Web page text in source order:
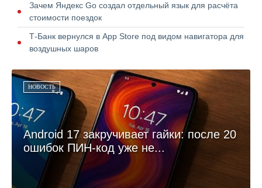
Зачем Яндекс Go создал отдельный язык для расчёта
стоимости поездок
Т-Банк вернулся в App Store под видом навигатора для
воздушных шаров
НОВОСТЬ
Android 17 закручивает гайки: после 20
ошибок ПИН-код уже не...